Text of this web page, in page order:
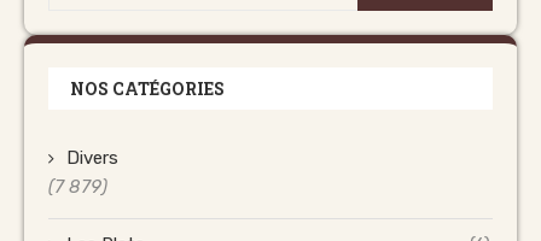
NOS CATÉGORIES
Divers
(7 879)